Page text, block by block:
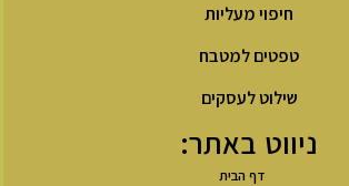
חיפוי מעליות
טפטים למטבח
שילוט לעסקים
ניווט באתר:
דף הבית